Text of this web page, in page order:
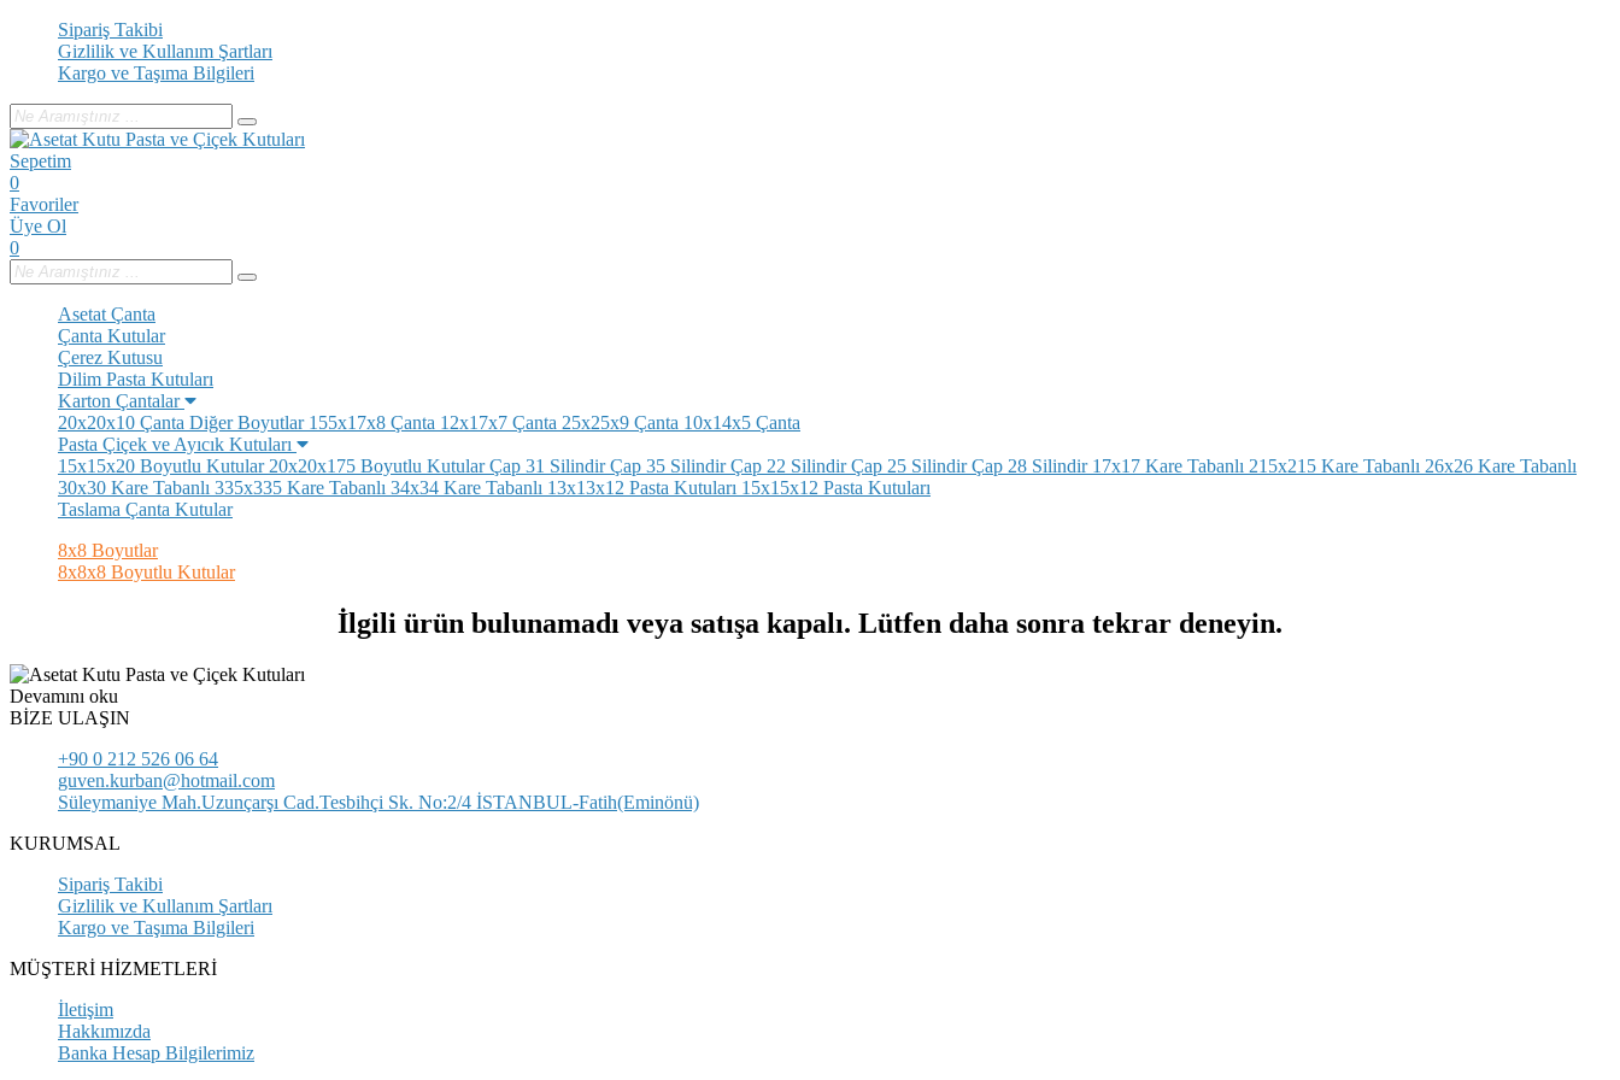
Sipariş Takibi
Gizlilik ve Kullanım Şartları
Kargo ve Taşıma Bilgileri
Sepetim
0
Favoriler
Üye Ol
0
Asetat Çanta
Çanta Kutular
Çerez Kutusu
Dilim Pasta Kutuları
Karton Çantalar
20x20x10 Çanta Diğer Boyutlar155x17x8 Çanta 12x17x7 Çanta 25x25x9 Çanta 10x14x5 Çanta
Pasta Çiçek ve Ayıcık Kutuları
15x15x20 Boyutlu Kutular20x20x175 Boyutlu KutularÇap 31 SilindirÇap 35 SilindirÇap 22 SilindirÇap 25 SilindirÇap 28 Silindir17x17 Kare Tabanlı 215x215 Kare Tabanlı 26x26 Kare Tabanlı
30x30 Kare Tabanlı 335x335 Kare Tabanlı 34x34 Kare Tabanlı 13x13x12 Pasta Kutuları 15x15x12 Pasta Kutuları
Taslama Çanta Kutular
8x8 Boyutlar
8x8x8 Boyutlu Kutular
İlgili ürün bulunamadı veya satışa kapalı. Lütfen daha sonra tekrar deneyin.
Devamını oku
BİZE ULAŞIN
+90 0 212 526 06 64
guven.kurban@hotmail.com
Süleymaniye Mah.Uzunçarşı Cad.Tesbihçi Sk. No:2/4 İSTANBUL-Fatih(Eminönü)
KURUMSAL
Sipariş Takibi
Gizlilik ve Kullanım Şartları
Kargo ve Taşıma Bilgileri
MÜŞTERİ HİZMETLERİ
İletişim
Hakkımızda
Banka Hesap Bilgilerimiz